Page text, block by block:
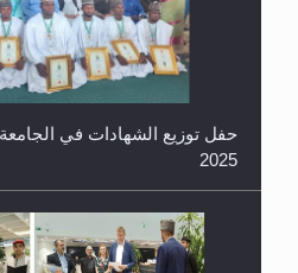
حفل توزيع الشهادات في الجامعة
2025